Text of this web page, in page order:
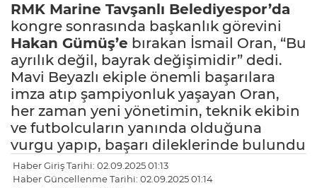
RMK Marine Tavşanlı Belediyespor’da
kongre sonrasında başkanlık görevini
Hakan Gümüş’e bırakan İsmail Oran, “Bu
ayrılık değil, bayrak değişimidir” dedi.
Mavi Beyazlı ekiple önemli başarılara
imza atıp şampiyonluk yaşayan Oran,
her zaman yeni yönetimin, teknik ekibin
ve futbolcuların yanında olduğuna
vurgu yapıp, başarı dileklerinde bulundu
Haber Giriş Tarihi: 02.09.2025 01:13
Haber Güncellenme Tarihi: 02.09.2025 01:14